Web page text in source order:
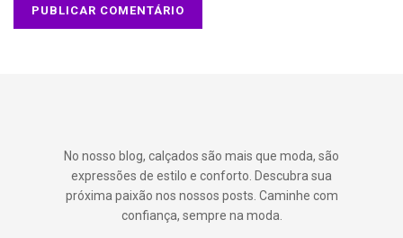
No nosso blog, calçados são mais que moda, são
expressões de estilo e conforto. Descubra sua
próxima paixão nos nossos posts. Caminhe com
confiança, sempre na moda.